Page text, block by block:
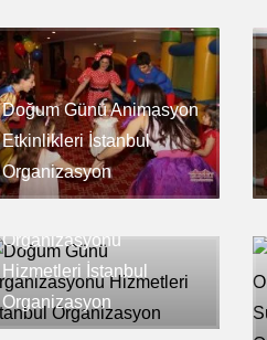
Doğum Günü Animasyon
Etkinlikleri İstanbul
Organizasyon
Organizasyonu
Hizmetleri İstanbul
Organizasyon